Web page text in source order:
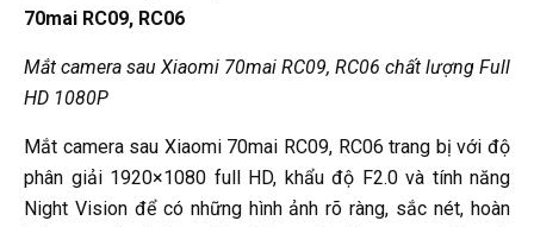
70mai RC09, RC06
Mắt camera sau Xiaomi 70mai RC09, RC06 chất lượng Full
HD 1080P
Mắt camera sau Xiaomi 70mai RC09, RC06 trang bị với độ
phân giải 1920×1080 full HD, khẩu độ F2.0 và tính năng
Night Vision để có những hình ảnh rõ ràng, sắc nét, hoàn